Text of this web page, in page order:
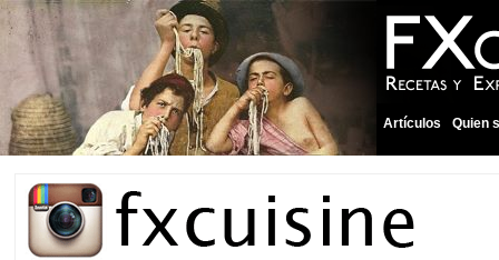
Artículos Quien